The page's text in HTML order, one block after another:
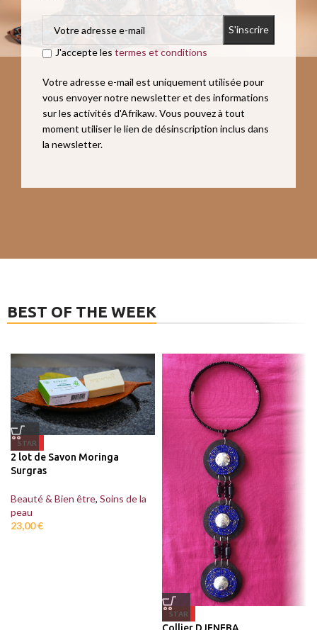
J'accepte les termes et conditions
Votre adresse e-mail est uniquement utilisée pour
vous envoyer notre newsletter et des informations
sur les activités d'Afrikaw. Vous pouvez à tout
moment utiliser le lien de désinscription inclus dans
la newsletter.
BEST OF THE WEEK
STAR
2 lot de Savon Moringa
Surgras
Beauté & Bien être, Soins de la
peau
23,00€
STAR
Collier DJENEBA